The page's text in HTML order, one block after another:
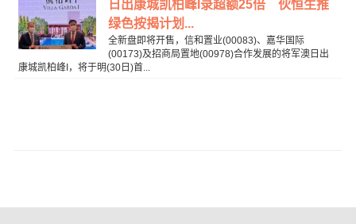
日出康城凯柏峰I录超额25倍 伙恒生推
绿色按揭计划...
全新盘即将开售，信和置业(00083)、嘉华国际
(00173)及招商局置地(00978)合作发展的将军澳日出
康城凯柏峰I，将于明(30日)首...